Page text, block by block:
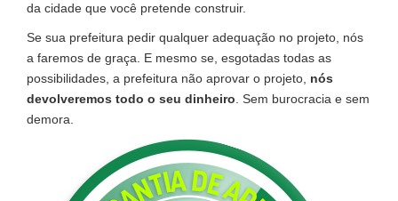
da cidade que você pretende construir.
Se sua prefeitura pedir qualquer adequação no projeto, nós
a faremos de graça. E mesmo se, esgotadas todas as
possibilidades, a prefeitura não aprovar o projeto, nós
devolveremos todo o seu dinheiro . Sem burocracia e sem
demora.